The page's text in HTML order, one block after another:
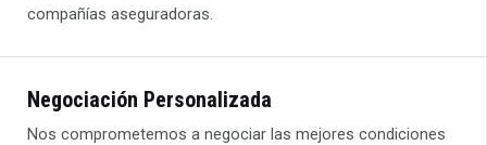
compañías aseguradoras.
Negociación Personalizada
Nos comprometemos a negociar las mejores condiciones